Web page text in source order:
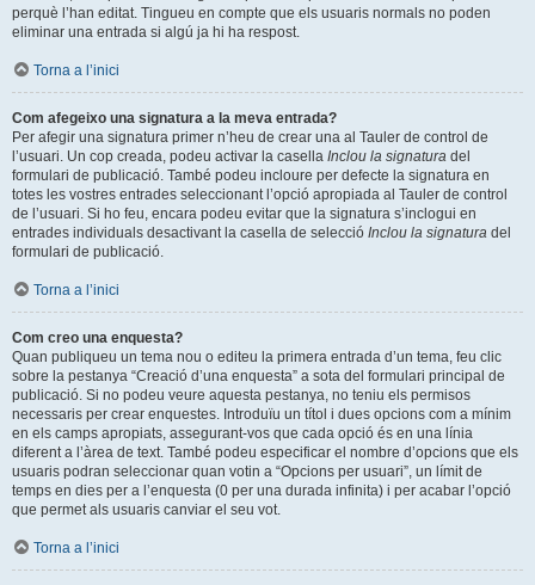
perquè l’han editat. Tingueu en compte que els usuaris normals no poden
eliminar una entrada si algú ja hi ha respost.
Torna a l’inici
Com afegeixo una signatura a la meva entrada?
Per afegir una signatura primer n’heu de crear una al Tauler de control de
l’usuari. Un cop creada, podeu activar la casella Inclou la signatura del
formulari de publicació. També podeu incloure per defecte la signatura en
totes les vostres entrades seleccionant l’opció apropiada al Tauler de control
de l’usuari. Si ho feu, encara podeu evitar que la signatura s’inclogui en
entrades individuals desactivant la casella de selecció Inclou la signatura del
formulari de publicació.
Torna a l’inici
Com creo una enquesta?
Quan publiqueu un tema nou o editeu la primera entrada d’un tema, feu clic
sobre la pestanya “Creació d’una enquesta” a sota del formulari principal de
publicació. Si no podeu veure aquesta pestanya, no teniu els permisos
necessaris per crear enquestes. Introduïu un títol i dues opcions com a mínim
en els camps apropiats, assegurant-vos que cada opció és en una línia
diferent a l’àrea de text. També podeu especificar el nombre d’opcions que els
usuaris podran seleccionar quan votin a “Opcions per usuari”, un límit de
temps en dies per a l’enquesta (0 per una durada infinita) i per acabar l’opció
que permet als usuaris canviar el seu vot.
Torna a l’inici